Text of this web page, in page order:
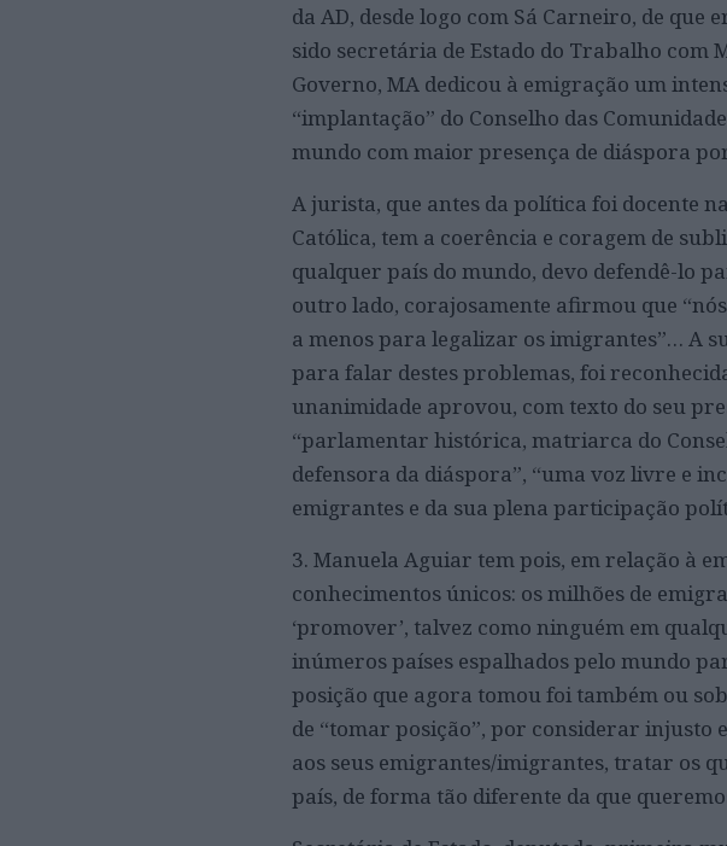
da AD, desde logo com Sá Carneiro, de
sido secretária de Estado do Trabalho com
Governo, MA dedicou à emigração um
“implantação” do Conselho das
mundo com maior presença de diáspora
A jurista, que antes da política foi docente
Católica, tem a coerência e coragem de
qualquer país do mundo, devo defendê-lo
outro lado, corajosamente afirmou que
a menos para legalizar os imigrantes”… A
para falar destes problemas, foi
unanimidade aprovou, com texto do seu
“parlamentar histórica, matriarca do
defensora da diáspora”, “uma voz livre e
emigrantes e da sua plena participação
3. Manuela Aguiar tem pois, em relação à
conhecimentos únicos: os milhões de
‘promover’, talvez como ninguém em
inúmeros países espalhados pelo mundo
posição que agora tomou foi também ou
de “tomar posição”, por considerar injusto
aos seus emigrantes/imigrantes, tratar os
país, de forma tão diferente da que